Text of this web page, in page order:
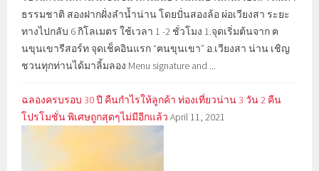
ธรรมชาติ สองฝากฝั่งลำน้ำน่าน โดยปั่นสองล้อ ผ่อเวียงสา ระยะ
ทางไปกลับ 6 กิโลเมตร ใช้เวลา 1 -2 ชั่วโมง 1.จุดเริ่มต้นจาก ฅ
นขุนเขารีสอร์ท จุดเช็คอินแรก “ฅนขุนเขา” อ.เวียงสา น่าน เชิญ
ชวนทุกท่านได้มาลิ้มลอง Menu signature and ...
ฉลองครบรอบ 30 ปี คืนกำไรให้ลูกค้า ท่องเที่ยวน่าน 3 วัน 2 คืน
โปรโมชั่น พิเศษถูกสุดๆไม่มีอีกแล้ว April 11, 2021